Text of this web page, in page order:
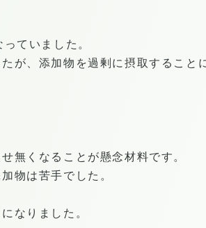
ていました。
が、添加物を過剰に摂取すること
無くなることが懸念材料です。
物は苦手でした。
なりました。